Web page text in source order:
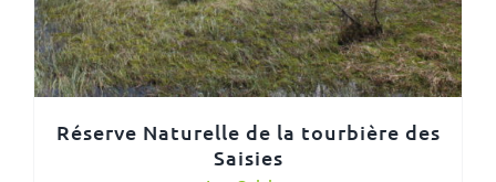
Réserve Naturelle de la tourbière des
Saisies